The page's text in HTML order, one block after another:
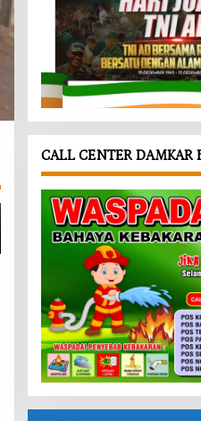
‎Babinsa
Warga
Kesongo
n Pangan,
TMMD
Bojonegor
o Tebar
750 Bibit
‎TMMD
Bojonegor
o Bagikan
Tempat
Sampah,
TNI Ajak
Warga
Kesongo
Budayaka
n Hidup
Bersih
CALL CENTER DAMKAR